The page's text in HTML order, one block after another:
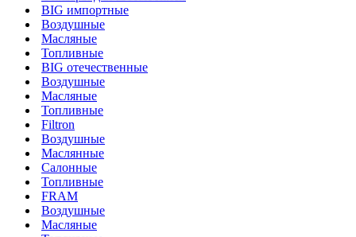
BIG импортные
Воздушные
Масляные
Топливные
BIG отечественные
Воздушные
Масляные
Топливные
Filtron
Воздушные
Маслянные
Салонные
Топливные
FRAM
Воздушные
Масляные